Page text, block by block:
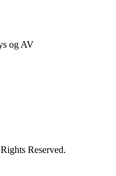
og AV
Reserved.